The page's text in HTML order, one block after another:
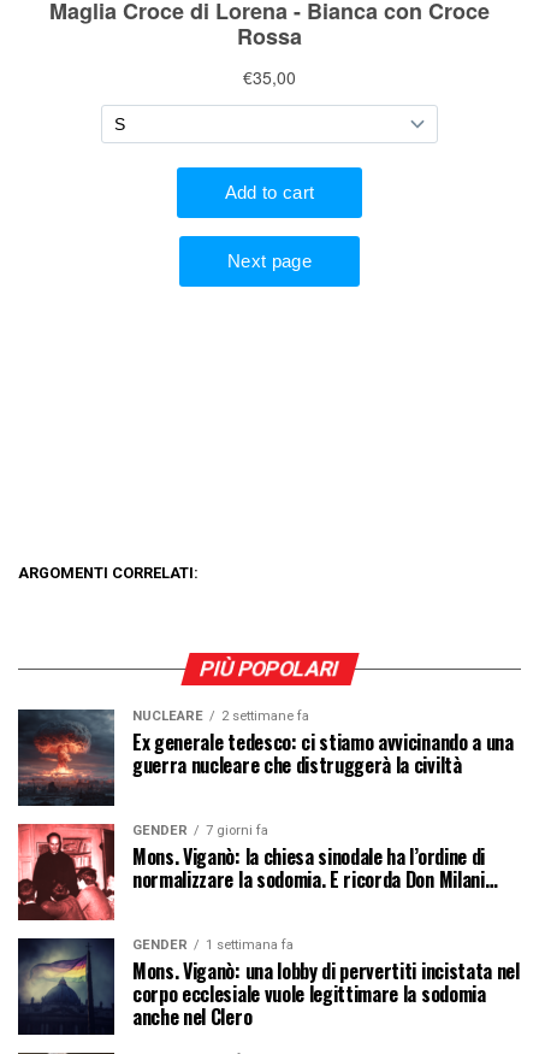
ARGOMENTI CORRELATI:
PIÙ POPOLARI
NUCLEARE 2 settimane fa
Ex generale tedesco: ci stiamo avvicinando a una
guerra nucleare che distruggerà la civiltà
GENDER 7 giorni fa
Mons. Viganò: la chiesa sinodale ha l’ordine di
normalizzare la sodomia. E ricorda Don Milani…
GENDER 1 settimana fa
Mons. Viganò: una lobby di pervertiti incistata nel
corpo ecclesiale vuole legittimare la sodomia
anche nel Clero